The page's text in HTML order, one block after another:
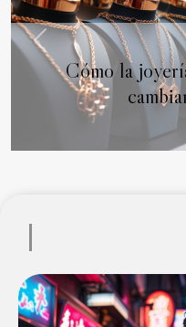
Cómo la
Previous